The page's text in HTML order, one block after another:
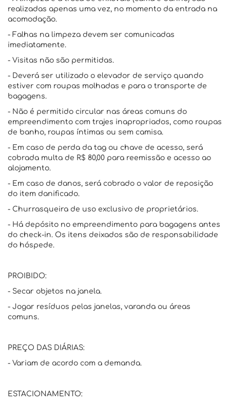
realizadas apenas uma vez, no momento da entrada na
acomodação.
- Falhas na limpeza devem ser comunicadas
imediatamente.
- Visitas não são permitidas.
- Deverá ser utilizado o elevador de serviço quando
estiver com roupas molhadas e para o transporte de
bagagens.
- Não é permitido circular nas áreas comuns do
empreendimento com trajes inapropriados, como roupas
de banho, roupas íntimas ou sem camisa.
- Em caso de perda da tag ou chave de acesso, será
cobrada multa de R$ 80,00 para reemissão e acesso ao
alojamento.
- Em caso de danos, será cobrado o valor de reposição
do item danificado.
- Churrasqueira de uso exclusivo de proprietários.
- Há depósito no empreendimento para bagagens antes
do check-in. Os itens deixados são de responsabilidade
do hóspede.
PROIBIDO:
- Secar objetos na janela.
- Jogar resíduos pelas janelas, varanda ou áreas
comuns.
PREÇO DAS DIÁRIAS:
- Variam de acordo com a demanda.
ESTACIONAMENTO: